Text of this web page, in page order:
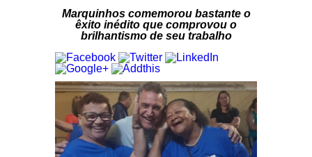
Marquinhos comemorou bastante o
êxito inédito que comprovou o
brilhantismo de seu trabalho